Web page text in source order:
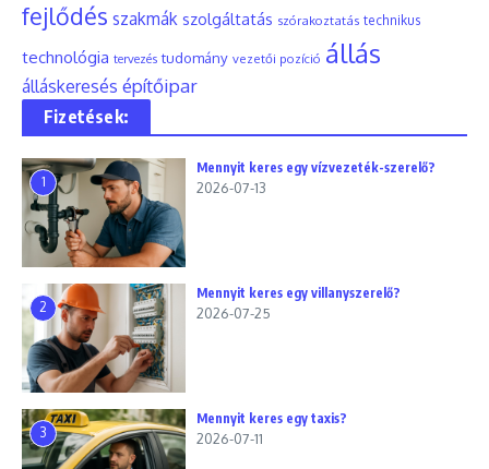
fejlődés szakmák szolgáltatás szórakoztatás technikus
technológia tervezés tudomány vezetői pozíció állás
álláskeresés építőipar
Fizetések:
1
Mennyit keres egy vízvezeték-szerelő?
2026-07-13
2
Mennyit keres egy villanyszerelő?
2026-07-25
3
Mennyit keres egy taxis?
2026-07-11